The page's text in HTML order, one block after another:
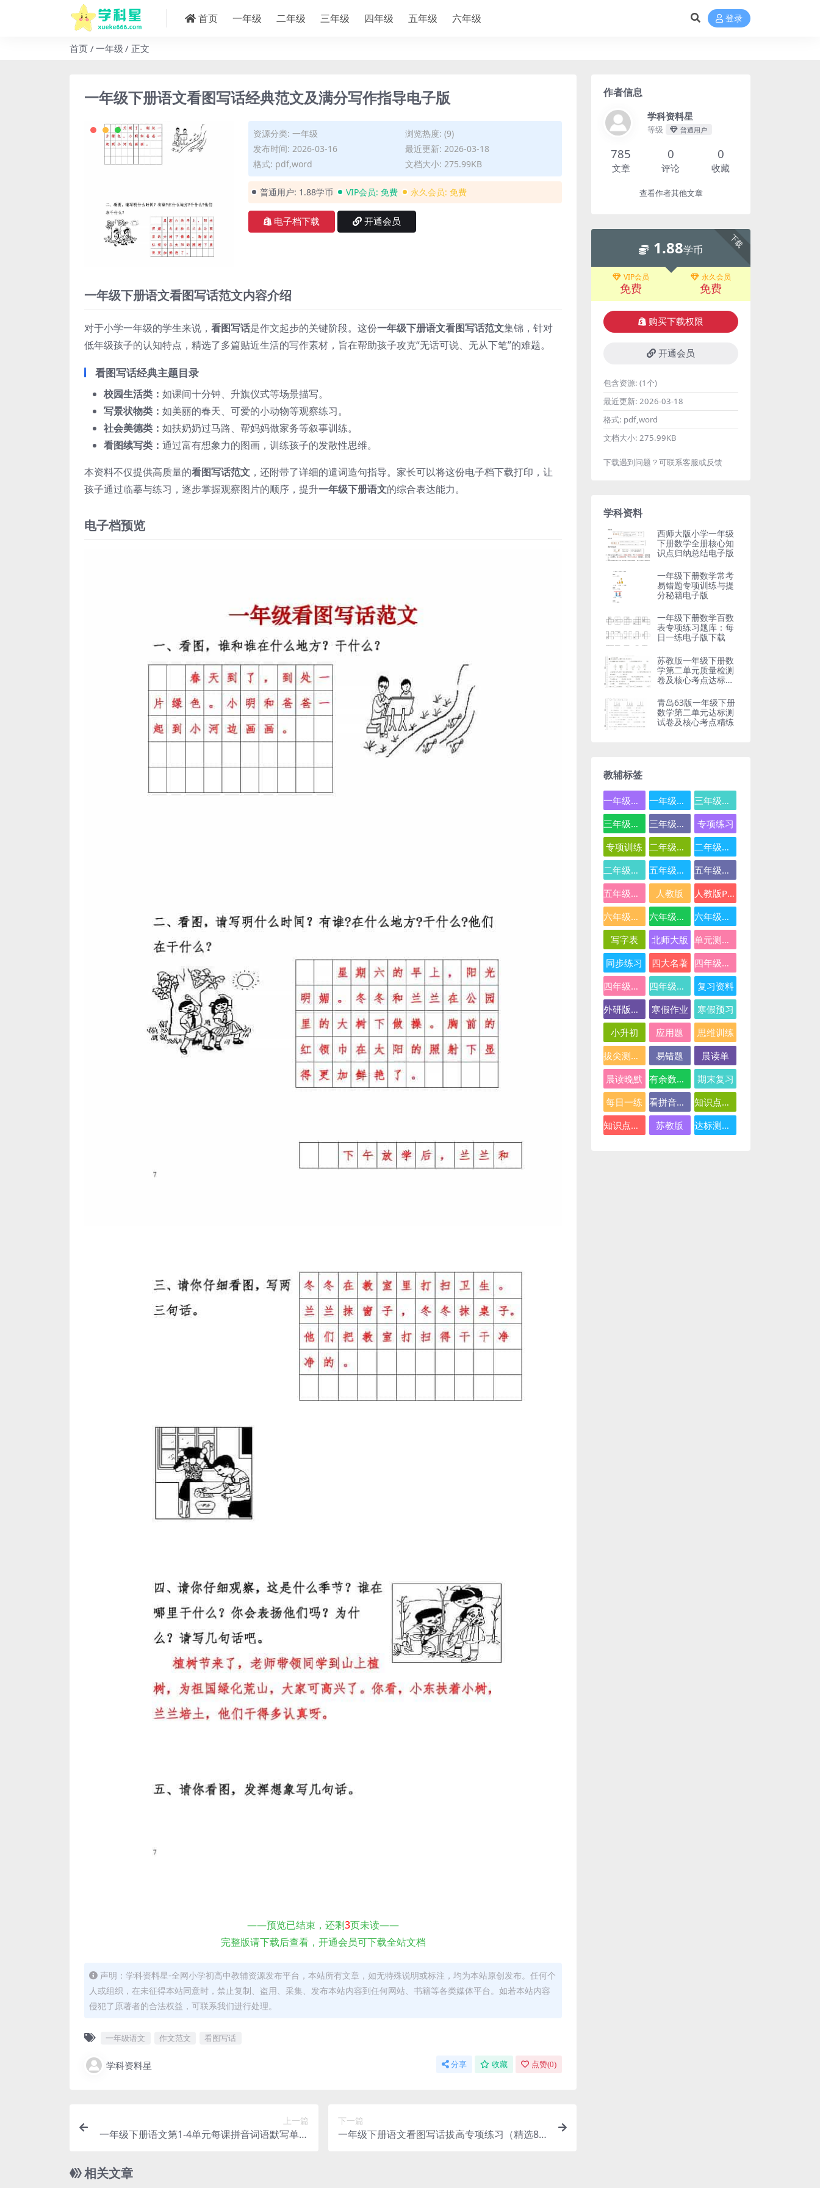
首页 一年级 二年级 三年级 四年级 五年级 六年级 登录
首页 一年级 正文
一年级下册语文看图写话经典范文及满分写作指导电子版
资源分类: 一年级
浏览热度: (9)
发布时间: 2026-03-16
最近更新: 2026-03-18
格式: pdf,word
文档大小: 275.99KB
普通用户: 1.88学币 VIP会员: 免费 永久会员: 免费
电子档下载 开通会员
一年级下册语文看图写话范文内容介绍
对于小学一年级的学生来说， 看图写话是作文起步的关键阶段。这份一年级下册语文看图写话范文集锦，针对
低年级孩子的认知特点，精选了多篇贴近生活的写作素材，旨在帮助孩子攻克“无话可说、无从下笔”的难题。
看图写话经典主题目录
校园生活类： 如课间十分钟、升旗仪式等场景描写。
写景状物类： 如美丽的春天、可爱的小动物等观察练习。
社会美德类： 如扶奶奶过马路、帮妈妈做家务等叙事训练。
看图续写类： 通过富有想象力的图画，训练孩子的发散性思维。
本资料不仅提供高质量的看图写话范文 ，还附带了详细的遣词造句指导。家长可以将这份电子档下载打印，让
孩子通过临摹与练习，逐步掌握观察图片的顺序，提升一年级下册语文的综合表达能力。
电子档预览
——预览已结束，还剩3页未读——
完整版请下载后查看，开通会员可下载全站文档
声明：学科资料星-全网小学初高中教辅资源发布平台，本站所有文章，如无特殊说明或标注，均为本站原创发布。任何个
人或组织，在未征得本站同意时，禁止复制、盗用、采集、发布本站内容到任何网站、书籍等各类媒体平台。如若本站内容
侵犯了原著者的合法权益，可联系我们进行处理。
一年级语文 作文范文 看图写话
学科资料星 分享 收藏 点赞(0)
上一篇
一年级下册语文第1-4单元每课拼音词语默写单电
下一篇
一年级下册语文看图写话拔高专项练习（精选8篇
相关文章
作者信息
学科资料星
等级 普通用户
785
文章
0
评论
0
收藏
查看作者其他文章
下载
1.88学币
VIP会员
免费
永久会员
免费
购买下载权限
开通会员
包含资源: (1个)
最近更新: 2026-03-18
格式: pdf,word
文档大小: 275.99KB
下载遇到问题？可联系客服或反馈
学科资料
西师大版小学一年级
下册数学全册核心知
识点归纳总结电子版
一年级下册数学常考
易错题专项训练与提
分秘籍电子版
一年级下册数学百数
表专项练习题库：每
日一练电子版下载
苏教版一年级下册数
学第二单元质量检测
卷及核心考点达标测
青岛63版一年级下册
数学第二单元达标测
试卷及核心考点精练
教辅标签
一年级数学 一年级语文
三年级数学
三年级英语
三年级语文
专项练习
专项训练
二年级下册数学
二年级数学
二年级语文
五年级数学
五年级英语
五年级语文
人教版
人教版PEP
六年级数学
六年级英语
六年级语文
写字表
北师大版
单元测试卷
同步练习
四大名著
四年级下册语文
四年级数学
四年级语文
复习资料
外研版三起点
寒假作业
寒假预习
小升初
应用题
思维训练
拔尖测试卷
易错题
晨读单
晨读晚默
有余数的除法
期末复习
每日一练
看拼音写词语
知识点总结
知识点汇总
苏教版 达标测试卷